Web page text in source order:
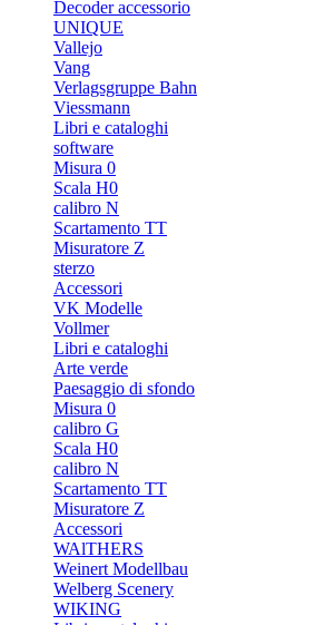
Decoder accessorio
UNIQUE
Vallejo
Vang
Verlagsgruppe Bahn
Viessmann
Libri e cataloghi
software
Misura 0
Scala H0
calibro N
Scartamento TT
Misuratore Z
sterzo
Accessori
VK Modelle
Vollmer
Libri e cataloghi
Arte verde
Paesaggio di sfondo
Misura 0
calibro G
Scala H0
calibro N
Scartamento TT
Misuratore Z
Accessori
WAlTHERS
Weinert Modellbau
Welberg Scenery
WIKING